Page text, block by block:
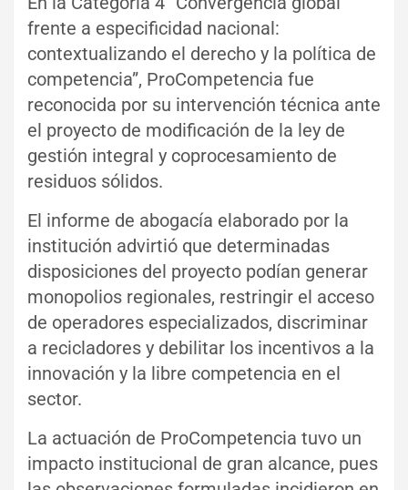
frente a especificidad nacional:
contextualizando el derecho y la política de
competencia”, ProCompetencia fue
reconocida por su intervención técnica ante
el proyecto de modificación de la ley de
gestión integral y coprocesamiento de
residuos sólidos.
El informe de abogacía elaborado por la
institución advirtió que determinadas
disposiciones del proyecto podían generar
monopolios regionales, restringir el acceso
de operadores especializados, discriminar
a recicladores y debilitar los incentivos a la
innovación y la libre competencia en el
sector.
La actuación de ProCompetencia tuvo un
impacto institucional de gran alcance, pues